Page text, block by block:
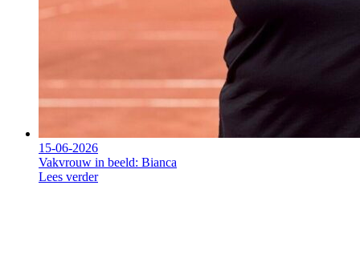
15-06-2026
Vakvrouw in beeld: Bianca
Lees verder